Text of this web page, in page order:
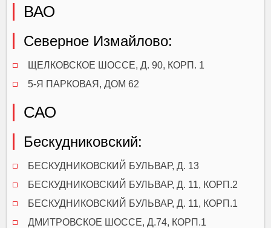
ВАО
Северное Измайлово:
ЩЕЛКОВСКОЕ ШОССЕ, Д. 90, КОРП. 1
5-Я ПАРКОВАЯ, ДОМ 62
САО
Бескудниковский:
БЕСКУДНИКОВСКИЙ БУЛЬВАР, Д. 13
БЕСКУДНИКОВСКИЙ БУЛЬВАР, Д. 11, КОРП.2
БЕСКУДНИКОВСКИЙ БУЛЬВАР, Д. 11, КОРП.1
ДМИТРОВСКОЕ ШОССЕ, Д.74, КОРП.1